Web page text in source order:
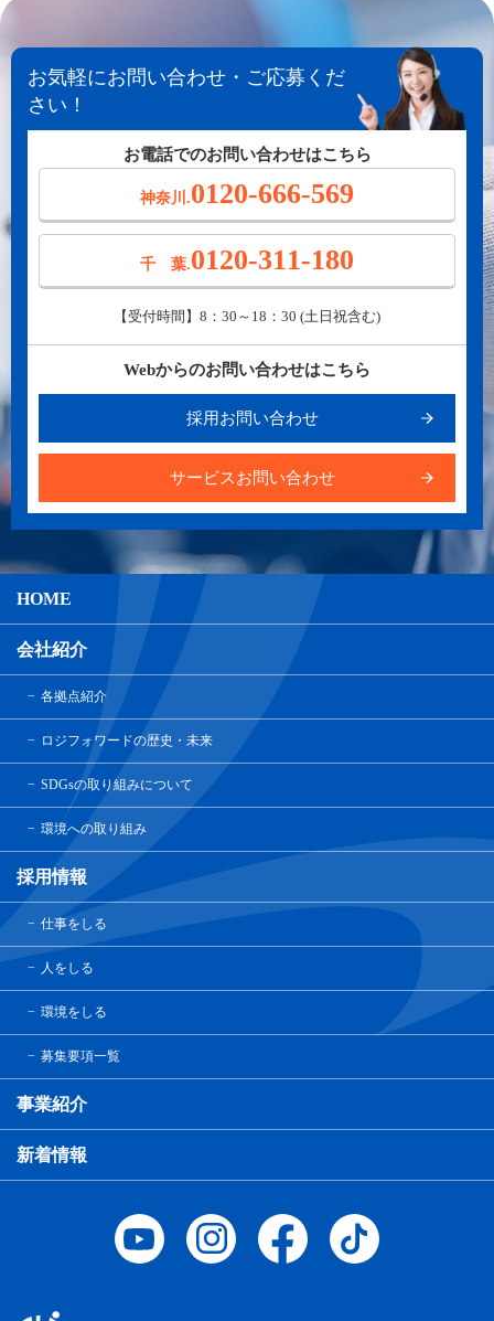
お気軽にお問い合わせ・ご応募くだ
さい！
お電話でのお問い合わせはこちら
神奈川.0120-666-569
千 葉.0120-311-180
【受付時間】8：30～18：30 (土日祝含む)
Webからのお問い合わせはこちら
採用お問い合わせ
サービスお問い合わせ
HOME
会社紹介
各拠点紹介
ロジフォワードの歴史・未来
SDGsの取り組みについて
環境への取り組み
採用情報
仕事をしる
人をしる
環境をしる
募集要項一覧
事業紹介
新着情報